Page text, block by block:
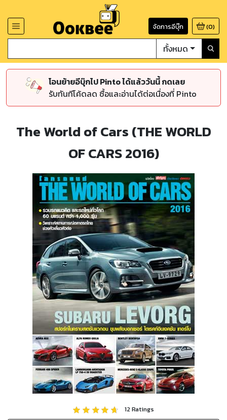
จัดการอีบุ๊ก (0)
ทั้งหมด
โอนย้ายอีบุ๊กไป Pinto ได้แล้ววันนี้ กดเลย
รับทันทีโค้ดลด ซื้อและอ่านได้ต่อเนื่องที่ Pinto
The World of Cars (THE WORLD
OF CARS 2016)
12Ratings